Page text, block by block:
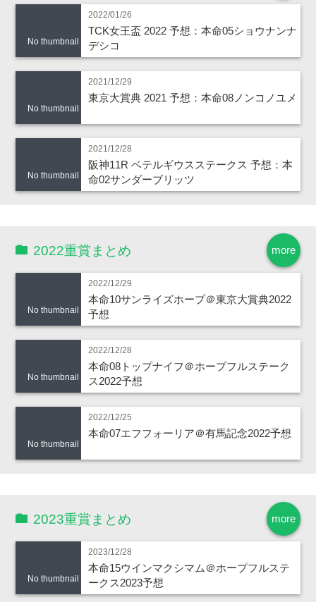
No thumbnail
2022/01/26
TCK女王盃 2022 予想：本命05ショウナンナ
デシコ
No thumbnail
2021/12/29
東京大賞典 2021 予想：本命08ノンコノユメ
No thumbnail
2021/12/28
阪神11R ベテルギウスステークス 予想：本
命02サンダーブリッツ
more
2022重賞まとめ
No thumbnail
2022/12/29
本命10サンライズホープ＠東京大賞典2022
予想
No thumbnail
2022/12/28
本命08トップナイフ＠ホープフルステーク
ス2022予想
No thumbnail
2022/12/25
本命07エフフォーリア＠有馬記念2022予想
more
2023重賞まとめ
No thumbnail
2023/12/28
本命15ウインマクシマム＠ホープフルステ
ークス2023予想